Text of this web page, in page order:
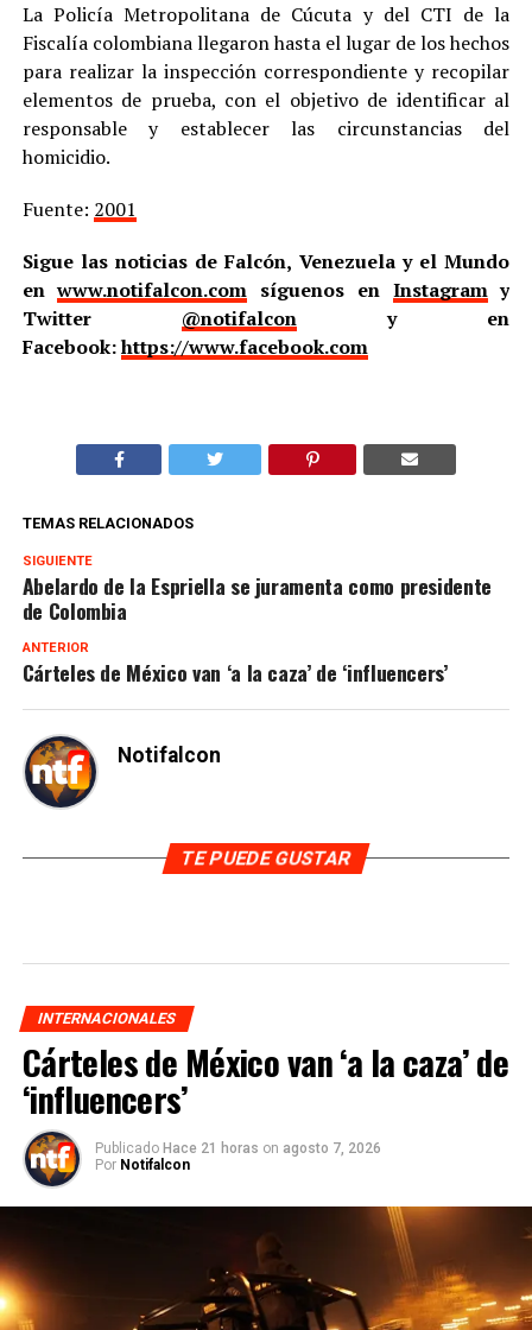
La Policía Metropolitana de Cúcuta y del CTI de la
Fiscalía colombiana llegaron hasta el lugar de los hechos
para realizar la inspección correspondiente y recopilar
elementos de prueba, con el objetivo de identificar al
responsable y establecer las circunstancias del
homicidio.
Fuente: 2001
Sigue las noticias de Falcón, Venezuela y el Mundo
enwww.notifalcon.com síguenos en Instagramy
Twitter @notifalcony en
Facebook:https://www.facebook.com
TEMAS RELACIONADOS
SIGUIENTE
Abelardo de la Espriella se juramenta como presidente
de Colombia
ANTERIOR
Cárteles de México van ‘a la caza’ de ‘influencers’
Notifalcon
TE PUEDE GUSTAR
INTERNACIONALES
Cárteles de México van ‘a la caza’ de
‘influencers’
Publicado Hace 21 horas on agosto 7, 2026
Por Notifalcon